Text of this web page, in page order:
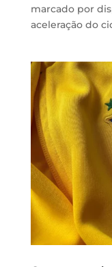
marcado por
aceleração do